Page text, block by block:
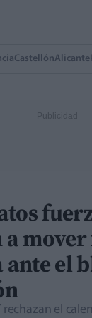
CastellónAlicante
ante el
rechazan el